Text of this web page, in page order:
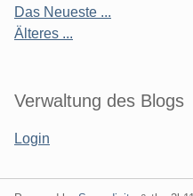
Das Neueste ...
Älteres ...
Verwaltung des Blogs
Login